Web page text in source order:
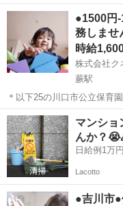
内容は補助の人と運営します。 月曜日・・準備作業 水曜日・
埼玉 三郷市 三郷中
●1500円
務しま
時給
株式会社ク
蕨駅
＊以下25の川口市公立保育
調整します。 ●●お問い合わせ●● 【株式会社クネット】で検索いただ
き、ご連絡下さい。 株式会社クネットは手すりのメーカーなのです
が、 派遣の仕...
埼玉 川口市
マンショ
んか？
Lacotto
●吉川市